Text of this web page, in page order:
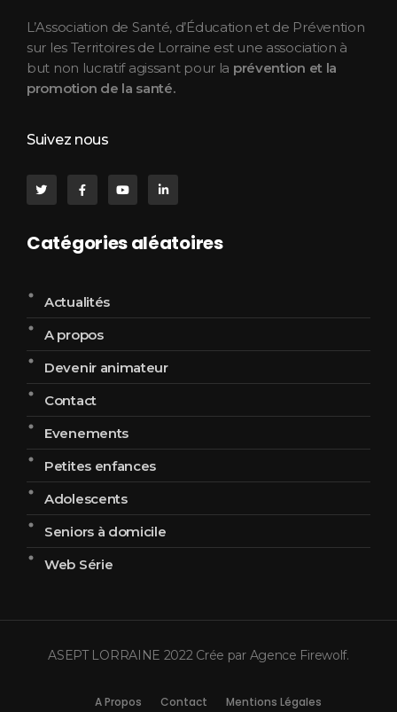
L’Association de Santé, d’Éducation et de Prévention
sur les Territoires de Lorraine est une association à
but non lucratif agissant pour la prévention et la
promotion de la santé.
Suivez nous
Catégories aléatoires
Actualités
A propos
Devenir animateur
Contact
Evenements
Petites enfances
Adolescents
Seniors à domicile
Web Série
ASEPT LORRAINE 2022 Crée par Agence Firewolf.
A Propos Contact Mentions Légales